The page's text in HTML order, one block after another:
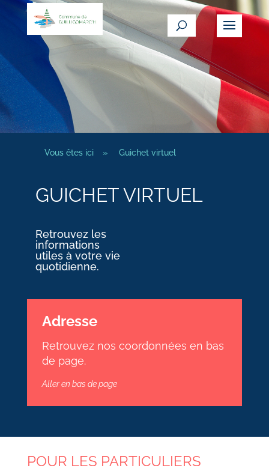
Vous êtes ici » Guichet virtuel
GUICHET VIRTUEL
Retrouvez les
informations
utiles à votre vie
quotidienne.
Adresse
Retrouvez nos coordonnées en bas
de page.
Aller en bas de page
POUR LES PARTICULIERS